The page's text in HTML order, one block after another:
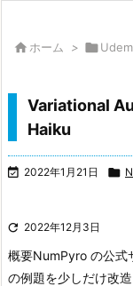
 ホーム > 
Variational
Haiku
 2022年1月21日 
 2022年12月3日
概要NumPyro の公式
の例題を少しだけ改